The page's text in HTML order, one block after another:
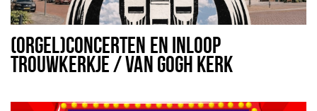
(ORGEL)CONCERTEN EN INLOOP
TROUWKERKJE / VAN GOGH KERK